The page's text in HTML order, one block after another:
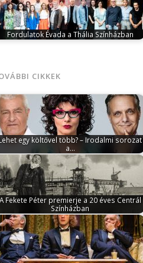
Fordulatok Évada a Thália Színházban
CIKKEK
egy költővel több? – Irodalmi sorozat
a…
5, 2025
Március 24-én költészeti
indít a Centrál Színház. Minden
A Fekete Péter premierje a 20 éves Centrál
Színházban
30, 2023December 8-án, a
első premierjének újra
bemutatásával ünnepli…